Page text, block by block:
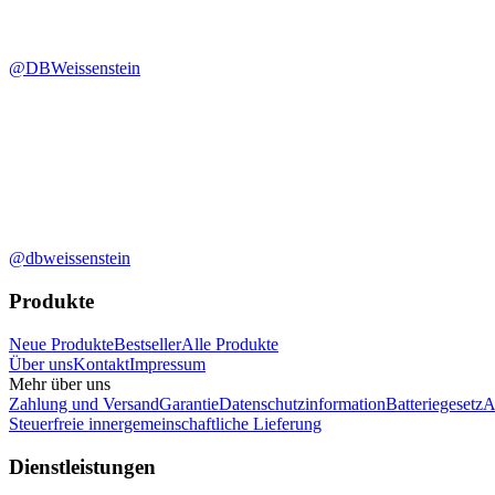
@DBWeissenstein
@dbweissenstein
Produkte
Neue ProdukteBestsellerAlle Produkte
Über unsKontaktImpressum
Mehr über uns
Zahlung und VersandGarantieDatenschutzinformationBatteriegesetz
Steuerfreie innergemeinschaftliche Lieferung
Dienstleistungen